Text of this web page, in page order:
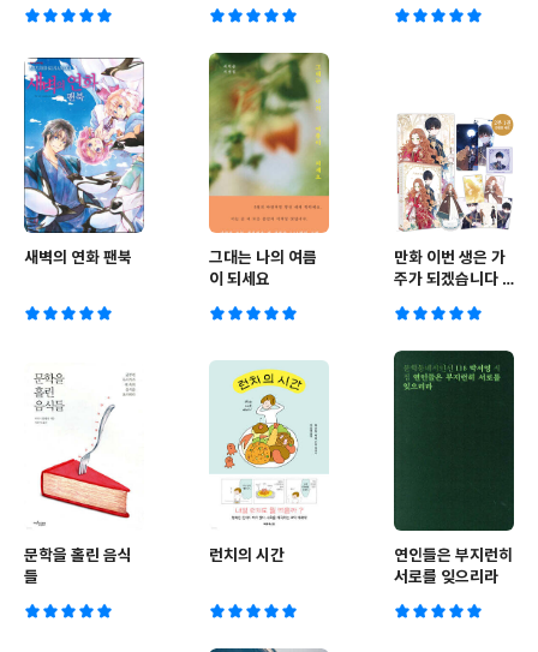
새벽의 연화 팬북
그대는 나의 여름
이 되세요
만화 이번 생은 가
주가 되겠습니다 2
문학을 홀린 음식
들
런치의 시간
연인들은 부지런히
서로를 잊으리라